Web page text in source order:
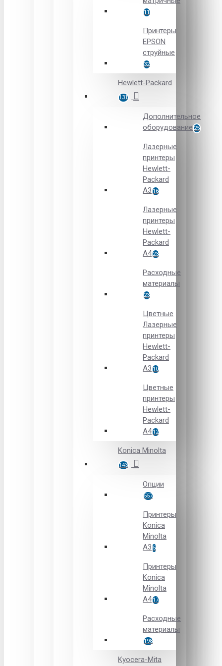
11
Принтеры
EPSON
струйные
32
Hewlett-Packard
131
Дополнительное
оборудование 25
Лазерные
принтеры
Hewlett-
Packard
A3 16
Лазерные
принтеры
Hewlett-
Packard
A423
Расходные
материалы
23
Цветные
Лазерные
принтеры
Hewlett-
Packard
A3 10
Цветные
принтеры
Hewlett-
Packard
А412
Konica Minolta
143
Опции
557
Принтеры
Konica
Minolta
A3 5
Принтеры
Konica
Minolta
A417
Расходные
материалы
198
Kyocera-Mita